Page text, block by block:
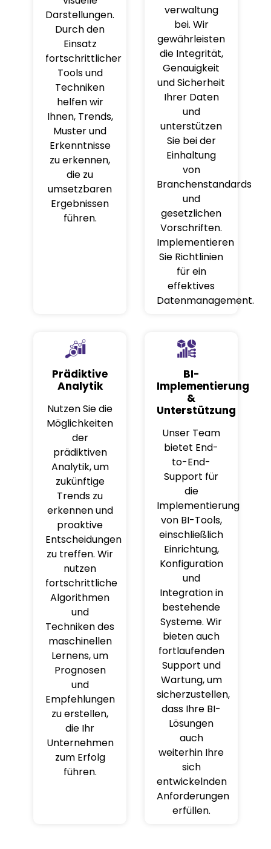
Darstellungen.
Durch den
Einsatz
fortschrittlicher
Tools und
Techniken
helfen wir
Ihnen, Trends,
Muster und
Erkenntnisse
zu erkennen,
die zu
umsetzbaren
Ergebnissen
führen.
verwaltung
bei. Wir
gewährleisten
die Integrität,
Genauigkeit
und Sicherheit
Ihrer Daten
und
unterstützen
Sie bei der
Einhaltung
von
Branchenstandards
und
gesetzlichen
Vorschriften.
Implementieren
Sie Richtlinien
für ein
effektives
Datenmanagement.
Prädiktive
Analytik
Nutzen Sie die
Möglichkeiten
der
prädiktiven
Analytik, um
zukünftige
Trends zu
erkennen und
proaktive
Entscheidungen
zu treffen. Wir
nutzen
fortschrittliche
Algorithmen
und
Techniken des
maschinellen
Lernens, um
Prognosen
und
Empfehlungen
zu erstellen,
die Ihr
Unternehmen
zum Erfolg
führen.
BI-
Implementierung
&
Unterstützung
Unser Team
bietet End-
to-End-
Support für
die
Implementierung
von BI-Tools,
einschließlich
Einrichtung,
Konfiguration
und
Integration in
bestehende
Systeme. Wir
bieten auch
fortlaufenden
Support und
Wartung, um
sicherzustellen,
dass Ihre BI-
Lösungen
auch
weiterhin Ihre
sich
entwickelnden
Anforderungen
erfüllen.